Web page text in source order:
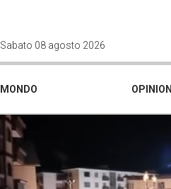
Sabato 08 agosto 2026
MONDO OPINIONI